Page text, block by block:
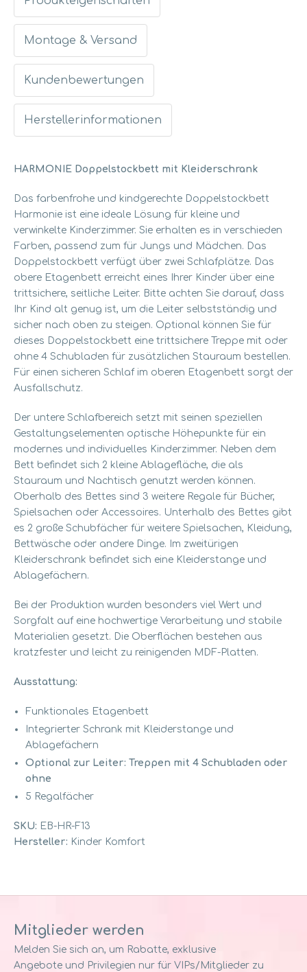
HARMONIE Doppelstockbett mit Kleiderschrank
Das farbenfrohe und kindgerechte Doppelstockbett
Harmonie ist eine ideale Lösung für kleine und
verwinkelte Kinderzimmer. Sie erhalten es in verschieden
Farben, passend zum für Jungs und Mädchen. Das
Doppelstockbett verfügt über zwei Schlafplätze. Das
obere Etagenbett erreicht eines Ihrer Kinder über eine
trittsichere, seitliche Leiter. Bitte achten Sie darauf, dass
Ihr Kind alt genug ist, um die Leiter selbstständig und
sicher nach oben zu steigen. Optional können Sie für
dieses Doppelstockbett eine trittsichere Treppe mit oder
ohne 4 Schubladen für zusätzlichen Stauraum bestellen.
Für einen sicheren Schlaf im oberen Etagenbett sorgt der
Ausfallschutz.
Der untere Schlafbereich setzt mit seinen speziellen
Gestaltungselementen optische Höhepunkte für ein
modernes und individuelles Kinderzimmer. Neben dem
Bett befindet sich 2 kleine Ablagefläche, die als
Stauraum und Nachtisch genutzt werden können.
Oberhalb des Bettes sind 3 weitere Regale für Bücher,
Spielsachen oder Accessoires. Unterhalb des Bettes gibt
es 2 große Schubfächer für weitere Spielsachen, Kleidung,
Bettwäsche oder andere Dinge. Im zweitürigen
Kleiderschrank befindet sich eine Kleiderstange und
Ablagefächern.
Bei der Produktion wurden besonders viel Wert und
Sorgfalt auf eine hochwertige Verarbeitung und stabile
Materialien gesetzt. Die Oberflächen bestehen aus
kratzfester und leicht zu reinigenden MDF-Platten.
Ausstattung:
Funktionales Etagenbett
Integrierter Schrank mit Kleiderstange und
Ablagefächern
Optional zur Leiter: Treppen mit 4 Schubladen oder
ohne
5 Regalfächer
SKU: EB-HR-F13
Hersteller: Kinder Komfort
Montage & Versand
Kundenbewertungen
Herstellerinformationen
Mitglieder werden
Melden Sie sich an, um Rabatte, exklusive
Angebote und Privilegien nur für VIPs/Mitglieder zu